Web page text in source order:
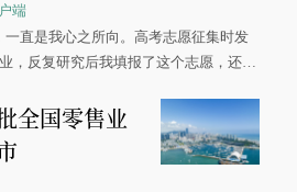
端
一直是我心之所向。高考志愿征集时发
，反复研究后我填报了这个志愿，还真
料类专业的录取通知书。
全国零售业